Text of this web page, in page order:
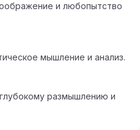
и любопытство
мышление и анализ.
размышлению и